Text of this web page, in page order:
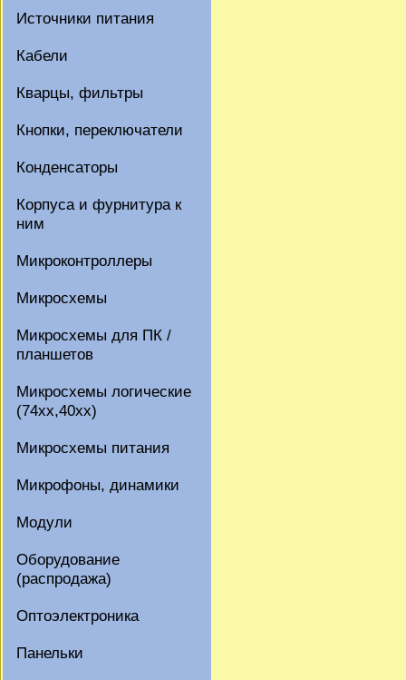
Источники питания
Кабели
Кварцы, фильтры
Кнопки, переключатели
Конденсаторы
Корпуса и фурнитура к
ним
Микроконтроллеры
Микросхемы
Микросхемы для ПК /
планшетов
Микросхемы логические
(74xx,40xx)
Микросхемы питания
Микрофоны, динамики
Модули
Оборудование
(распродажа)
Оптоэлектроника
Панельки